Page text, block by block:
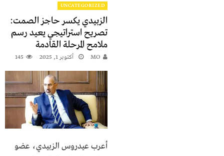
UNCATEGORIZED
الزبيدي يكسر حاجز الصمت:
تصريح استراتيجي يعيد رسم
ملامح المرحلة القادمة
MO أكتوبر 1, 2025 145
أعرب عيدروس الزبيدي، عضو